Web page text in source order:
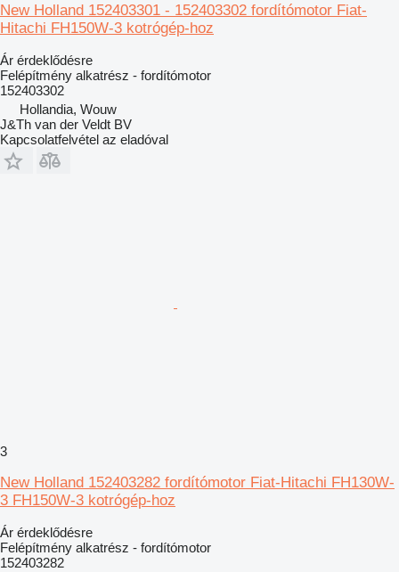
New Holland 152403301 - 152403302 fordítómotor Fiat-
Hitachi FH150W-3 kotrógép-hoz
Ár érdeklődésre
Felépítmény alkatrész - fordítómotor
152403302
Hollandia, Wouw
J&Th van der Veldt BV
Kapcsolatfelvétel az eladóval
3
New Holland 152403282 fordítómotor Fiat-Hitachi FH130W-
3 FH150W-3 kotrógép-hoz
Ár érdeklődésre
Felépítmény alkatrész - fordítómotor
152403282